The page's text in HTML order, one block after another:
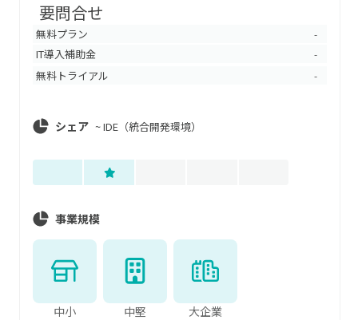
要問合せ
無料プラン -
IT導入補助金 -
無料トライアル -
シェア ~IDE（統合開発環境）
事業規模
中小 中堅 大企業